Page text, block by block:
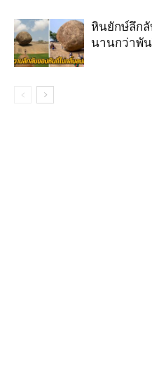
หินยักษ์ลึก
นานกว่าพั